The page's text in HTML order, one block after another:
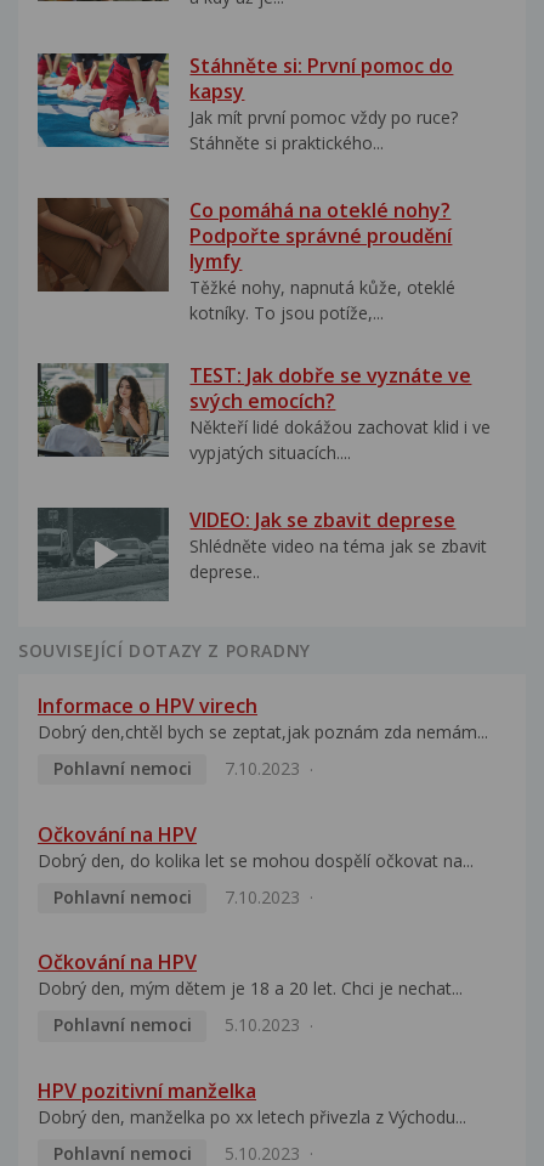
Stáhněte si: První pomoc do
kapsy
Jak mít první pomoc vždy po ruce?
Stáhněte si praktického...
Co pomáhá na oteklé nohy?
Podpořte správné proudění
lymfy
Těžké nohy, napnutá kůže, oteklé
kotníky. To jsou potíže,...
TEST: Jak dobře se vyznáte ve
svých emocích?
Někteří lidé dokážou zachovat klid i ve
vypjatých situacích....
VIDEO: Jak se zbavit deprese
Shlédněte video na téma jak se zbavit
deprese..
SOUVISEJÍCÍ DOTAZY Z PORADNY
Informace o HPV virech
Dobrý den,chtěl bych se zeptat,jak poznám zda nemám...
Pohlavní nemoci
7.10.2023
Očkování na HPV
Dobrý den, do kolika let se mohou dospělí očkovat na...
Pohlavní nemoci
7.10.2023
Očkování na HPV
Dobrý den, mým dětem je 18 a 20 let. Chci je nechat...
Pohlavní nemoci
5.10.2023
HPV pozitivní manželka
Dobrý den, manželka po xx letech přivezla z Východu...
Pohlavní nemoci
5.10.2023